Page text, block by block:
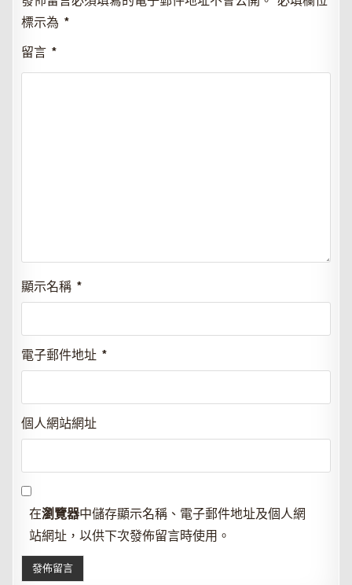
標示為 *
留言 *
顯示名稱 *
電子郵件地址 *
個人網站網址
在瀏覽器中儲存顯示名稱、電子郵件地址及個人網
站網址，以供下次發佈留言時使用。